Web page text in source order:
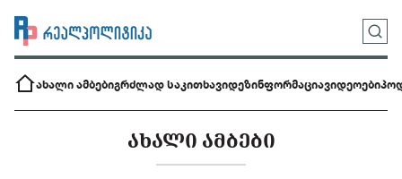
ახალი ამბებიგრძლად საკითხავიდეზინფორმაციავიდეოები
ᲐᲮᲐᲚᲘ ᲐᲛᲑᲔᲑᲘ